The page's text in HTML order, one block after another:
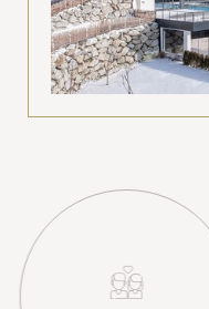
MONDO DI